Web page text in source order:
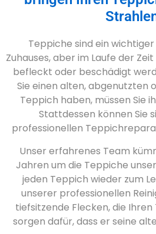
Teppiche sind ein
Zuhauses, aber im Laufe der
befleckt oder beschädigt
Sie einen alten, abgenutzten
Teppich haben, müssen Sie
Stattdessen können Sie
professionellen
Unser erfahrenes Team
Jahren um die Teppiche
jeden Teppich wieder zum
unserer professionellen
tiefsitzende Flecken, die
sorgen dafür, dass er seine